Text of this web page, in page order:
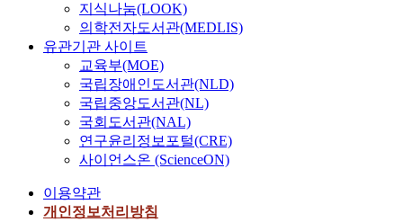
지식나눔(LOOK)
의학전자도서관(MEDLIS)
유관기관 사이트
교육부(MOE)
국립장애인도서관(NLD)
국립중앙도서관(NL)
국회도서관(NAL)
연구윤리정보포털(CRE)
사이언스온 (ScienceON)
이용약관
개인정보처리방침